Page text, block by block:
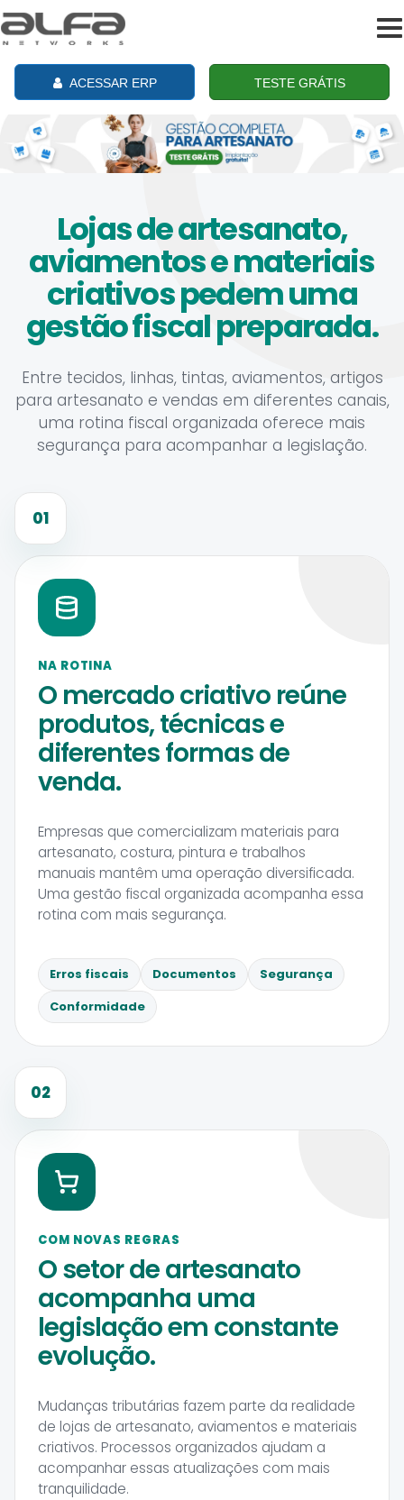
ACESSAR ERP TESTE GRÁTIS
Lojas de artesanato,
aviamentos e materiais
criativos pedem uma
gestão fiscal preparada.
Entre tecidos, linhas, tintas, aviamentos, artigos
para artesanato e vendas em diferentes canais,
uma rotina fiscal organizada oferece mais
segurança para acompanhar a legislação.
01
NA ROTINA
O mercado criativo reúne
produtos, técnicas e
diferentes formas de
venda.
Empresas que comercializam materiais para
artesanato, costura, pintura e trabalhos
manuais mantêm uma operação diversificada.
Uma gestão fiscal organizada acompanha essa
rotina com mais segurança.
Erros fiscais Documentos
Segurança
Conformidade
02
COM NOVAS REGRAS
O setor de artesanato
acompanha uma
legislação em constante
evolução.
Mudanças tributárias fazem parte da realidade
de lojas de artesanato, aviamentos e materiais
criativos. Processos organizados ajudam a
acompanhar essas atualizações com mais
tranquilidade.